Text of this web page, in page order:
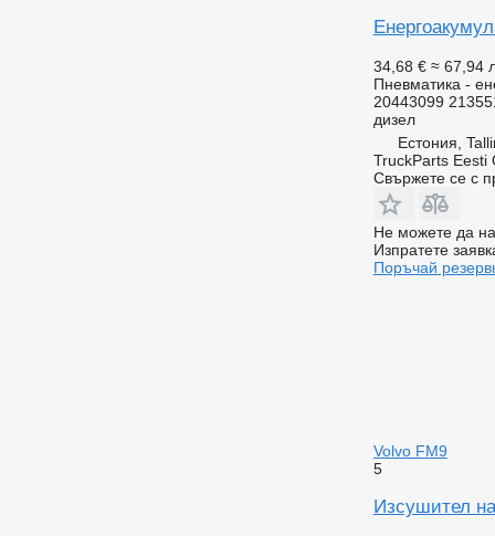
34,68 € ≈ 67,94
Пневматика -
20443099
дизел
Естония,
TruckParts Eesti
Свържете се с
Не можете да
Изпратете
Поръчай
Volvo FM9
5
Изсушител